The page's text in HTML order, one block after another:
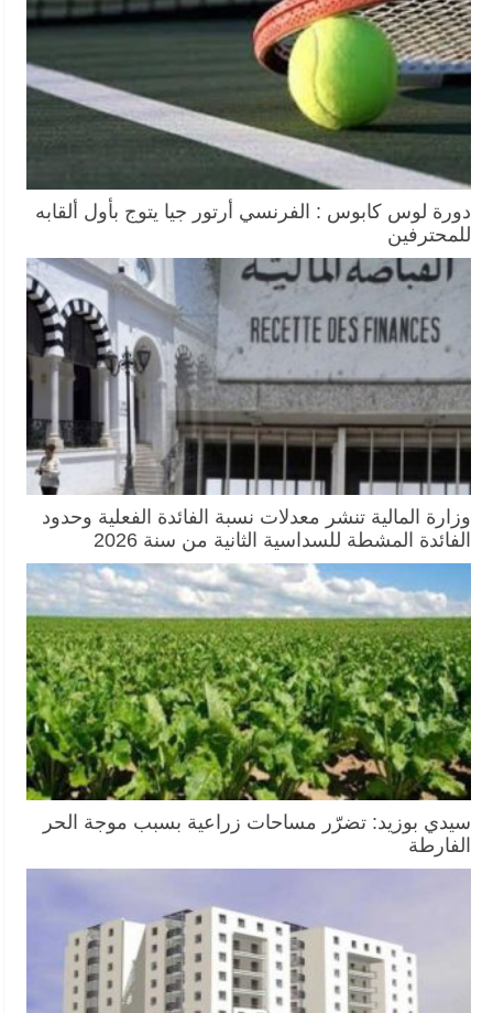
دورة لوس كابوس : الفرنسي أرتور جيا يتوج بأول ألقابه
للمحترفين
وزارة المالية تنشر معدلات نسبة الفائدة الفعلية وحدود
الفائدة المشطة للسداسية الثانية من سنة 2026
سيدي بوزيد: تضرّر مساحات زراعية بسبب موجة الحر
الفارطة